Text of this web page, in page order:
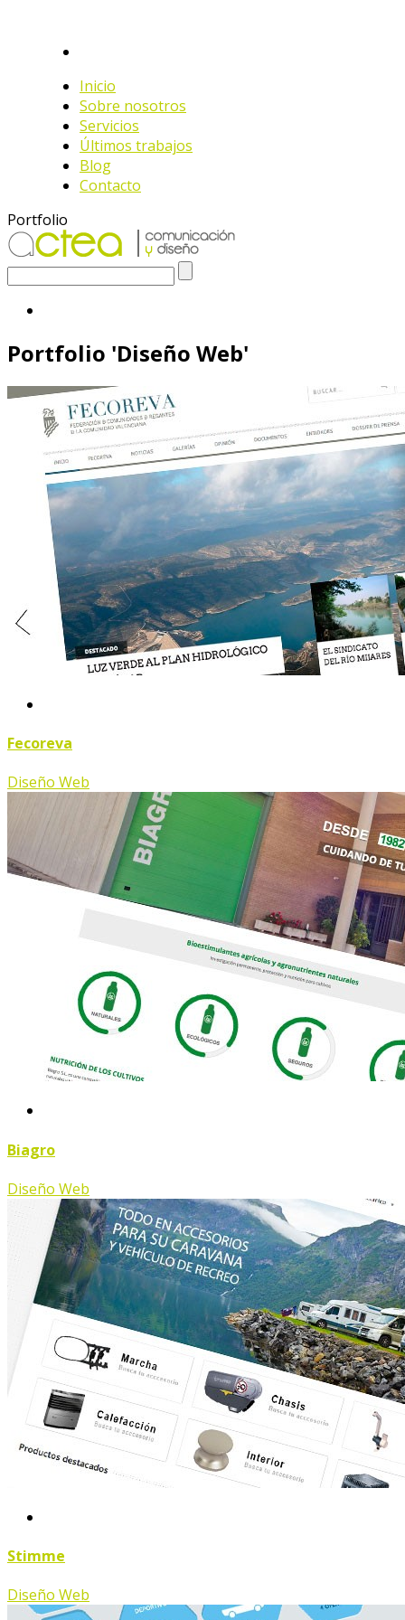
Inicio
Sobre nosotros
Servicios
Últimos trabajos
Blog
Contacto
Portfolio
Portfolio 'Diseño Web'
Fecoreva
Diseño Web
Biagro
Diseño Web
Stimme
Diseño Web